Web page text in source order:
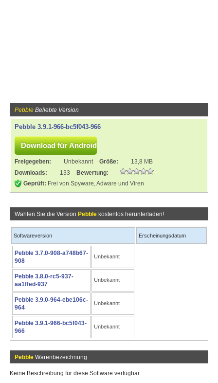
Pebble Beliebte Version
Pebble 3.9.1-966-bc5f043-966
Freigegeben: Unbekannt Größe:
13,8 MB
Downloads:
133
Bewertung:
Geprüft: Frei von Spyware, Adware und Viren
Wählen Sie die Version Pebble kostenlos herunterladen!
Softwareversion Erscheinungsdatum
Pebble 3.7.0-908-a748b67-
908
Unbekannt
Pebble 3.8.0-rc5-937-
aa1ffed-937
Unbekannt
Pebble 3.9.0-964-ebe106c-
964
Unbekannt
Pebble 3.9.1-966-bc5f043-
966
Unbekannt
Pebble Warenbezeichnung
Keine Beschreibung für diese Software verfügbar.